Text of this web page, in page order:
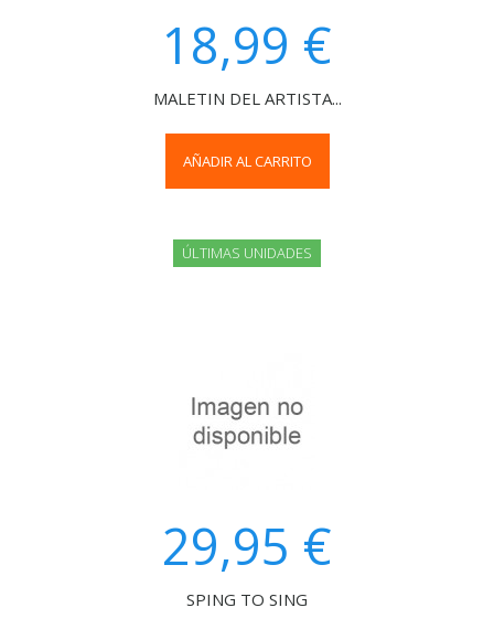
18,99 €
MALETIN DEL ARTISTA...
AÑADIR AL CARRITO
ÚLTIMAS UNIDADES
29,95 €
SPING TO SING